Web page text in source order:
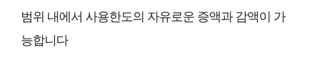
범위 내에서 사용한도의 자유로운 증액과 감액이 가
능합니다